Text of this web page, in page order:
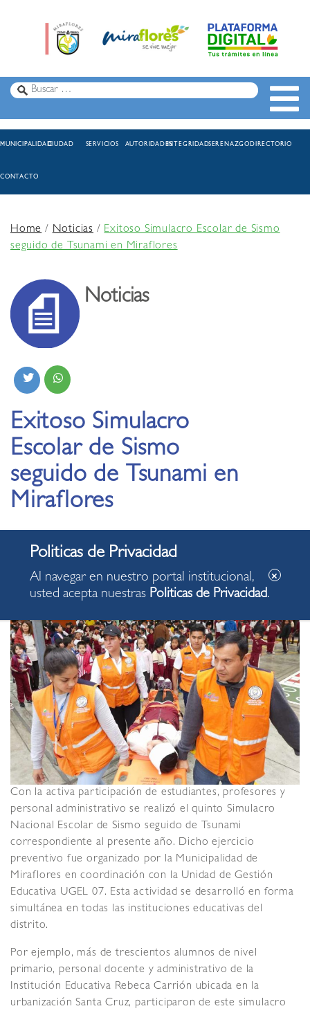
MUNICIPALIDADCIUDAD SERVICIOS AUTORIDADESINTEGRIDADSERENAZGODIRECTORIO
CONTACTO
Home/Noticias /Exitoso Simulacro Escolar de Sismo
seguido de Tsunami en Miraflores
Noticias
Exitoso Simulacro
Escolar de Sismo
seguido de Tsunami en
Miraflores
22.11.2019
Con la activa participación de estudiantes, profesores y
personal administrativo se realizó el quinto Simulacro
Nacional Escolar de Sismo seguido de Tsunami
correspondiente al presente año. Dicho ejercicio
preventivo fue organizado por la Municipalidad de
Miraflores en coordinación con la Unidad de Gestión
Educativa UGEL 07. Esta actividad se desarrolló en forma
simultánea en todas las instituciones educativas del
distrito.
Por ejemplo, más de trescientos alumnos de nivel
primario, personal docente y administrativo de la
Institución Educativa Rebeca Carrión ubicada en la
urbanización Santa Cruz, participaron de este simulacro
Al navegar en nuestro portal institucional,
usted acepta nuestras Politicas de Privacidad.